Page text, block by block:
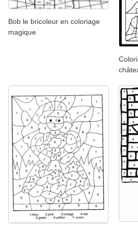
Bob le bricoleur en coloriage
magique